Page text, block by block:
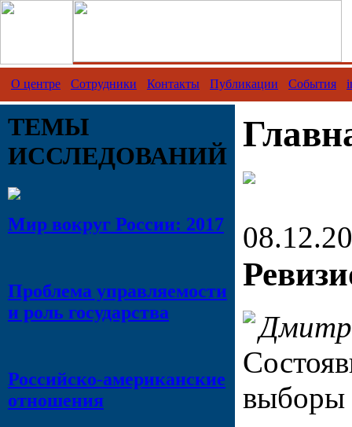
О центре Сотрудники Контакты Публикации События
ТЕМЫ
ИССЛЕДОВАНИЙ
Мир вокруг России: 2017
Проблема управляемости
и роль государства
Российско-американские
отношения
выборы